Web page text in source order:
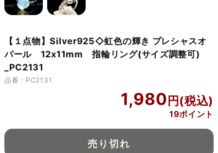
【１点物】Silver925◇虹色の輝き プレシャスオ
パール 12x11mm 指輪リング(サイズ調整可)
_PC2131
品番：PC2131
1,980
19ポイント
売り切れ